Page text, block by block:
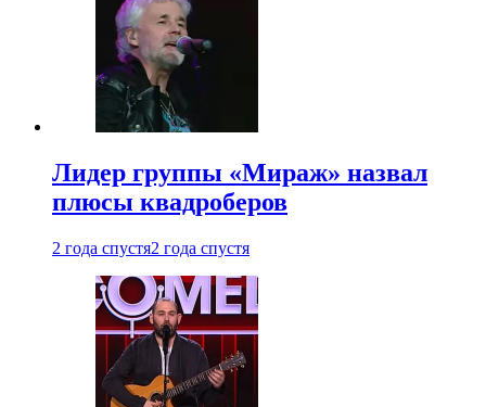
Лидер группы «Мираж» назвал
плюсы квадроберов
2 года спустя2 года спустя